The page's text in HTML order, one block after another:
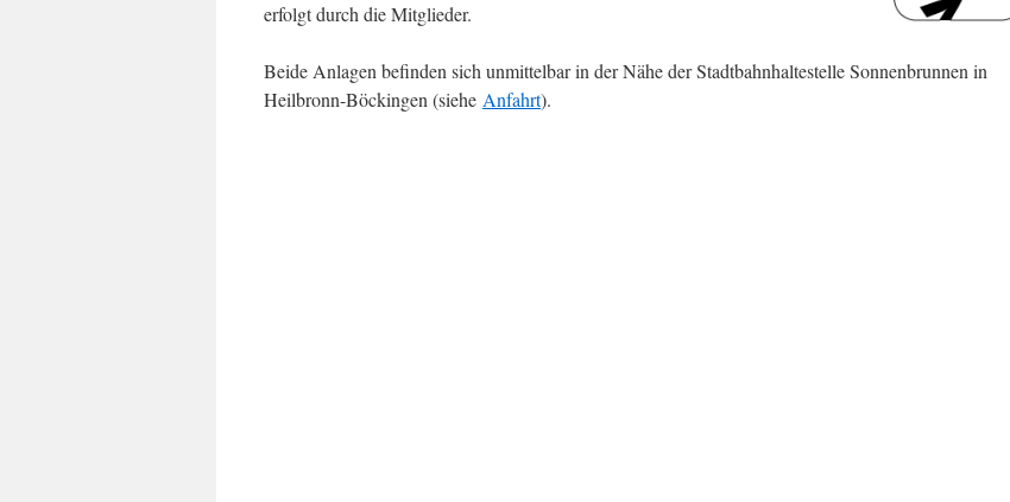
erfolgt durch die Mitglieder.
Beide Anlagen befinden sich unmittelbar in der Nähe der Stadtbahnhaltestelle Sonnenbrunnen in
Heilbronn-Böckingen (siehe Anfahrt).